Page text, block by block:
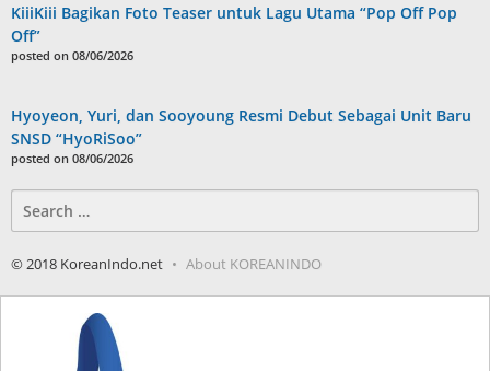
KiiiKiii Bagikan Foto Teaser untuk Lagu Utama “Pop Off Pop
Off”
posted on 08/06/2026
Hyoyeon, Yuri, dan Sooyoung Resmi Debut Sebagai Unit Baru
SNSD “HyoRiSoo”
posted on 08/06/2026
for:
© 2018 KoreanIndo.net About KOREANINDO